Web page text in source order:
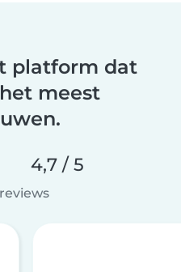
platform dat
meest
4,7 / 5